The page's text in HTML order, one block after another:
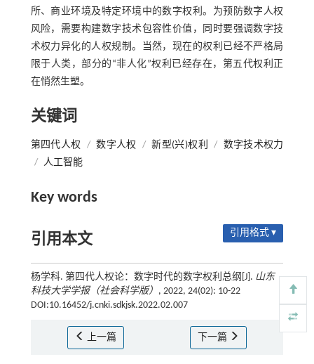
所、商业环境及特定环境中的数字权利。为预防数字人权
风险，需要构建数字技术包容性价值，同时要强调数字技
术权力异化的人权规制。当然，现在的权利已经不严格局
限于人类，部分的“非人化”权利已经存在，第五代权利正
在悄然生塑。
关键词
第四代人权 / 数字人权 / 新型(兴)权利 / 数字技术权力
/
人工智能
Key words
引用本文 引用格式 ▾
杨学科. 第四代人权论：数字时代的数字权利总纲[J]. 山东
科技大学学报（社会科学版） , 2022, 24(02): 10-22
DOI:10.16452/j.cnki.sdkjsk.2022.02.007
上一篇 下一篇